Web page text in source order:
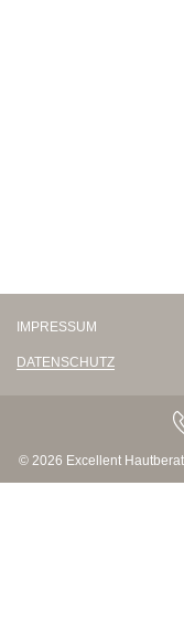
IMPRESSUM
DATENSCHUTZ
© 2026 Excellent